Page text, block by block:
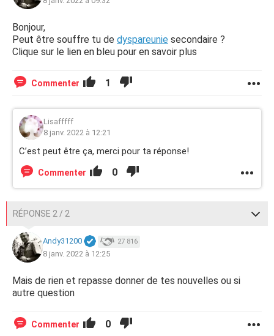
Bonjour,
Peut être souffre tu de dyspareunie secondaire ?
Clique sur le lien en bleu pour en savoir plus
Commenter 1
Lisafffff
8 janv. 2022 à 12:21
C’est peut être ça, merci pour ta réponse!
Commenter 0
RÉPONSE 2 / 2
Andy31200 27 816
8 janv. 2022 à 12:25
Mais de rien et repasse donner de tes nouvelles ou si
autre question
Commenter 0